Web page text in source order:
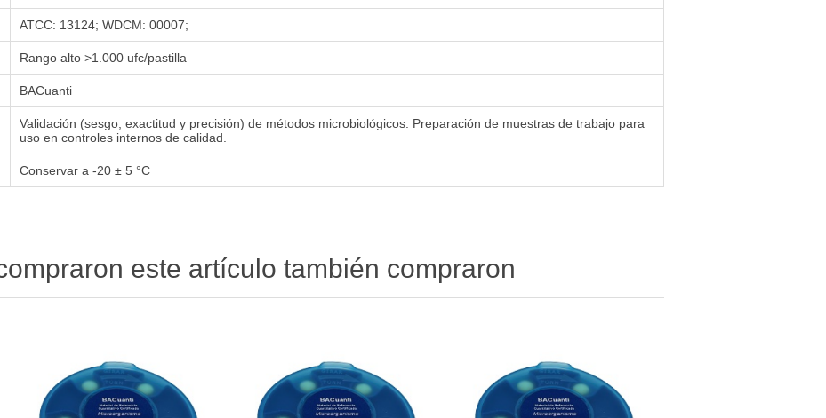
ATCC: 13124; WDCM: 00007;
Rango alto >1.000 ufc/pastilla
BACuanti
Validación (sesgo, exactitud y precisión) de métodos microbiológicos. Preparación de muestras de trabajo para
uso en controles internos de calidad.
Conservar a -20 ± 5 °C
este artículo también compraron